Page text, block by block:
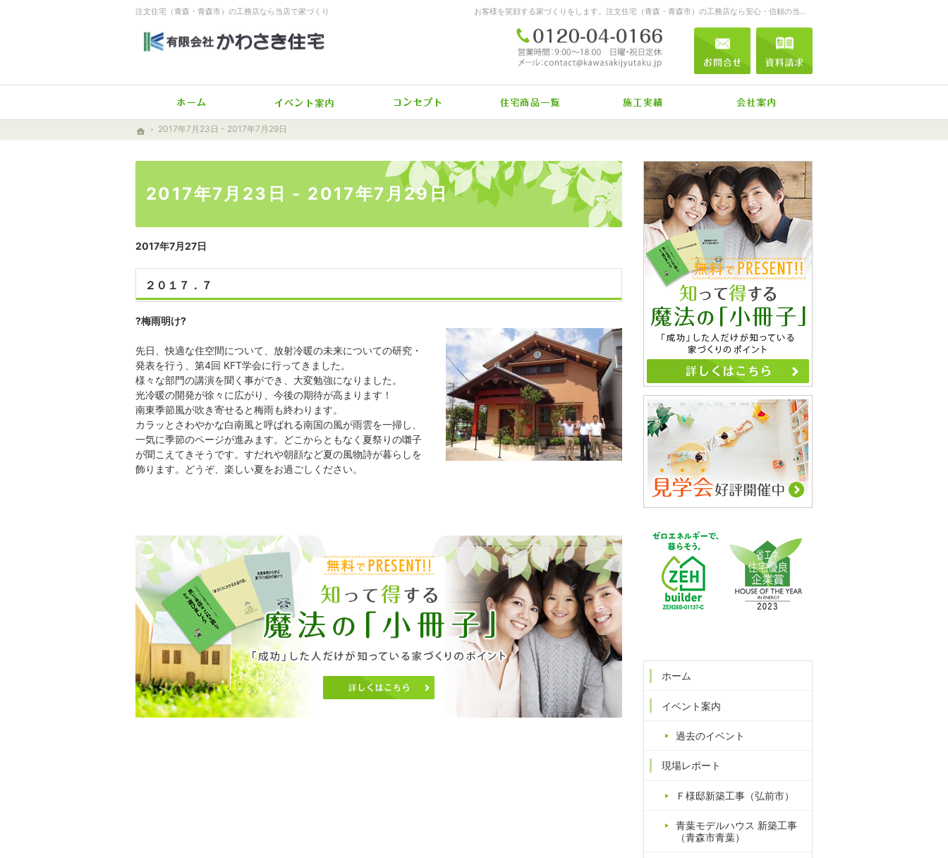
ホーム
2017年7月23日 - 2017年7月29日
2017年7月23日 - 2017年7月29日
お客様を笑顔する家づくりをします。注文住宅（青森・青森市）の工務店なら安心・信頼の当店へ。
注文住宅（青森・青森市）の工務店なら当店で家づくり
2017年7月27日
２０１７．７
?梅雨明け?
先日、快適な住空間について、放射冷暖の未来についての研究・
発表を行う、第4回 KFT学会に行ってきました。
様々な部門の講演を聞く事ができ、大変勉強になりました。
光冷暖の開発が徐々に広がり、今後の期待が高まります！
南東季節風が吹き寄せると梅雨も終わります。
カラッとさわやかな白南風と呼ばれる南国の風が雨雲を一掃し、
一気に季節のページが進みます。どこからともなく夏祭りの囃子
が聞こえてきそうです。すだれや朝顔など夏の風物詩が暮らしを
飾ります。どうぞ、楽しい夏をお過ごしください。
ホーム
イベント案内
過去のイベント
現場レポート
Ｆ様邸新築工事（弘前市）
青葉モデルハウス 新築工事
（青森市青葉）
0120-04-0166
営業時間
9:00～18:00
定休日
日曜
祝日
メール お問合せ
ホーム
2017年7月23日 - 2017年7月29日